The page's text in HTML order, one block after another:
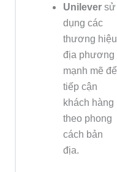
Unilever sử
dụng các
thương hiệu
địa phương
mạnh mẽ để
tiếp cận
khách hàng
theo phong
cách bản
địa.